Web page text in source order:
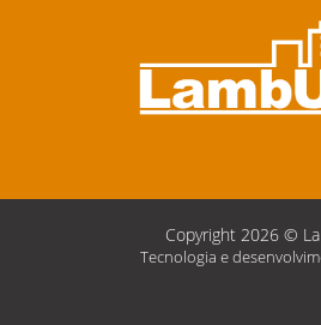
Copyright 2026 ©
Tecnologia e